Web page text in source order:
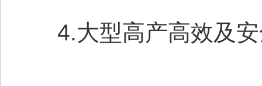
4.大型高产高效及